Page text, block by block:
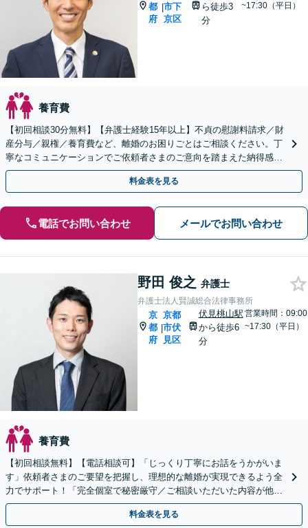
都
府
|市下
京区
ら徒歩3
分
~17:30（平日）
養育費
【初回相談30分無料】【弁護士経験15年以上】不貞の慰謝料請求／財
産分与／親権／養育費など、離婚のお困りごとはご相談ください。丁
寧なコミュニケーションでご依頼者さまのご意向を踏まえた納得感の
高い解決を目指します【烏丸駅3分】【Web面談可】
料金表を見る
電話でお問い合わせ メールでお問い合わせ
野田 俊之 弁護士
弁護士法人賢誠総合法律事務所
京
都
府
|
京都
市伏
見区
伏見桃山駅
から徒歩6
分
営業時間：09:00
~17:30（平日）
養育費
【初回相談無料】【電話相談可】「じっくり丁寧にお話をうかがいま
す」依頼者さまのご要望を把握し、理想的な離婚が実現できるよう全
力でサポート！「完全個室で秘密厳守／ご相談いただいた内容が他人
に聞かれる心配はありません」【休日・夜間相談可】
料金表を見る